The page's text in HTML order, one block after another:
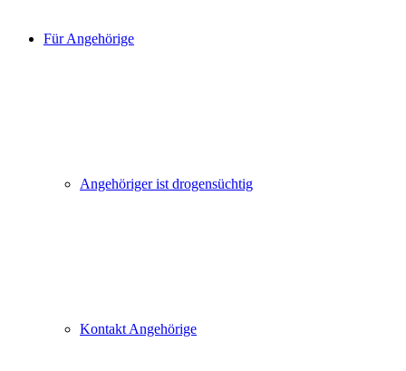
Für Angehörige
Angehöriger ist drogensüchtig
Kontakt Angehörige